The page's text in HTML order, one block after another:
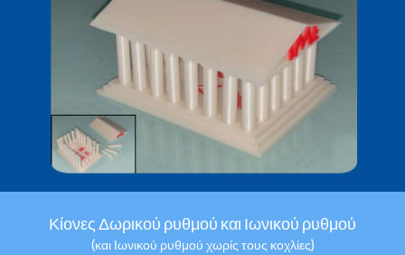
Κίονες Δωρικού ρυθμού και Ιωνικού ρυθμού
(και Ιωνικού ρυθμού χωρίς τους κοχλίες)